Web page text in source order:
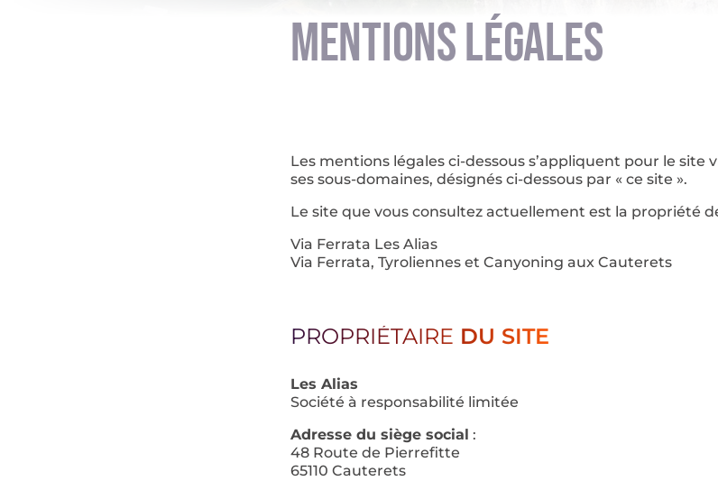
MENTIONS LÉGALES
Les mentions légales ci-dessous s’appliquent pour le
ses sous-domaines, désignés ci-dessous par « ce site ».
Le site que vous consultez actuellement est la propriété
Via Ferrata Les Alias
Via Ferrata, Tyroliennes et Canyoning aux Cauterets
PROPRIÉTAIRE DU SITE
Les Alias
Société à responsabilité limitée
Adresse du siège social :
48 Route de Pierrefitte
65110 Cauterets